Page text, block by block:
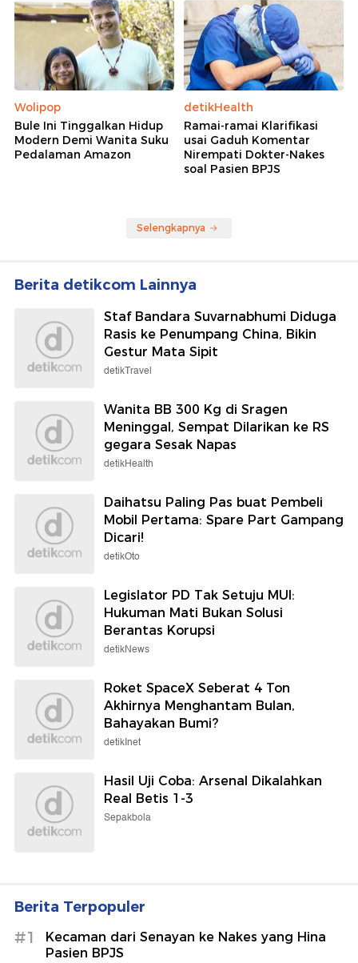
Wolipop
Bule Ini Tinggalkan Hidup
Modern Demi Wanita Suku
Pedalaman Amazon
detikHealth
Ramai-ramai Klarifikasi
usai Gaduh Komentar
Nirempati Dokter-Nakes
soal Pasien BPJS
Selengkapnya
Berita detikcom Lainnya
Staf Bandara Suvarnabhumi Diduga
Rasis ke Penumpang China, Bikin
Gestur Mata Sipit
detikTravel
Wanita BB 300 Kg di Sragen
Meninggal, Sempat Dilarikan ke RS
gegara Sesak Napas
detikHealth
Daihatsu Paling Pas buat Pembeli
Mobil Pertama: Spare Part Gampang
Dicari!
detikOto
Legislator PD Tak Setuju MUI:
Hukuman Mati Bukan Solusi
Berantas Korupsi
detikNews
Roket SpaceX Seberat 4 Ton
Akhirnya Menghantam Bulan,
Bahayakan Bumi?
detikInet
Hasil Uji Coba: Arsenal Dikalahkan
Real Betis 1-3
Sepakbola
Berita Terpopuler
#1
Kecaman dari Senayan ke Nakes yang Hina
Pasien BPJS